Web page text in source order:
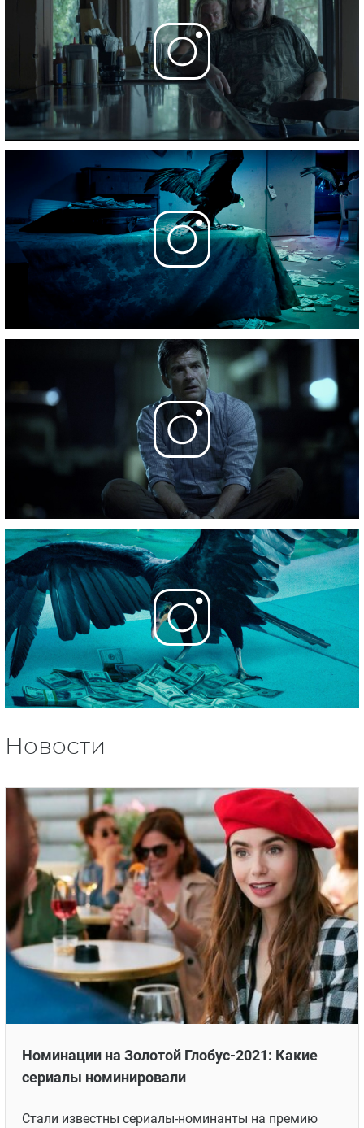
Новости
Номинации на Золотой Глобус-2021: Какие
сериалы номинировали
Стали известны сериалы-номинанты на премию